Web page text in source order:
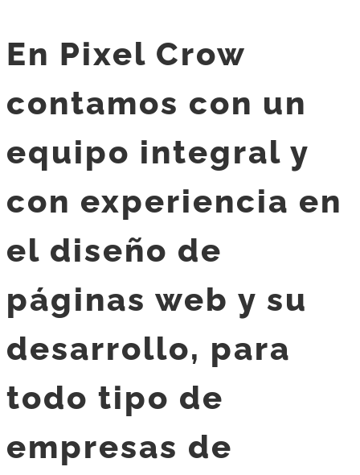
En Pixel Crow
contamos con un
equipo integral y
con experiencia en
el diseño de
páginas web y su
desarrollo, para
todo tipo de
empresas de